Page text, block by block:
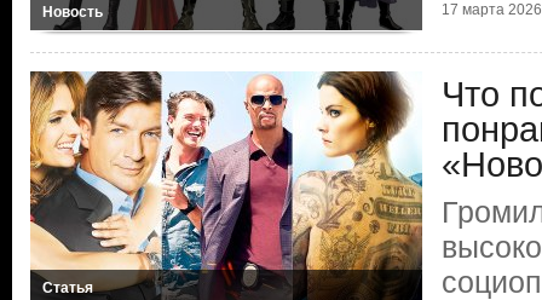
Новость 17 марта 2026
Статья
Что